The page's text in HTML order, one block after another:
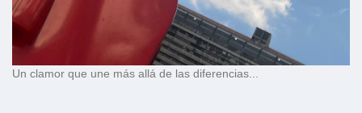
Un clamor que une más allá de las diferencias...